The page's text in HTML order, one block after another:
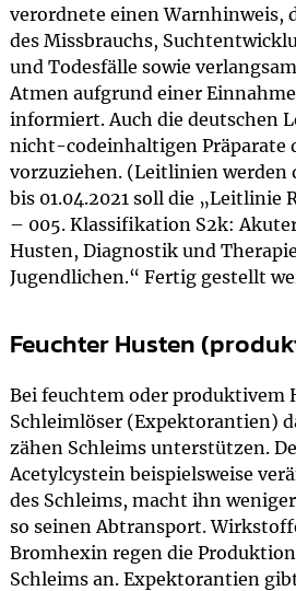
verordnete einen Warnhinweis,
des Missbrauchs,
und Todesfälle sowie
Atmen aufgrund einer
informiert. Auch die deutschen
nicht-codeinhaltigen Präparate
vorzuziehen. (Leitlinien werden
bis 01.04.2021 soll die „Leitlinie
– 005. Klassifikation S2k:
Husten, Diagnostik und
Jugendlichen.“ Fertig gestellt
Feuchter Husten
Bei feuchtem oder produktivem
Schleimlöser (Expektorantien)
zähen Schleims unterstützen.
Acetylcystein beispielsweise
des Schleims, macht ihn
so seinen Abtransport.
Bromhexin regen die
Schleims an. Expektorantien